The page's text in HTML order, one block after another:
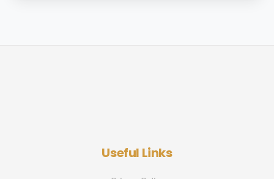
Useful Links